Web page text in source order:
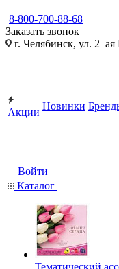
8-800-700-88-68
Заказать звонок
г. Челябинск, ул.
Акции
Новинки
Войти
Каталог
Тематический